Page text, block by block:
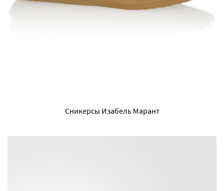
Сникерсы Изабель Марант